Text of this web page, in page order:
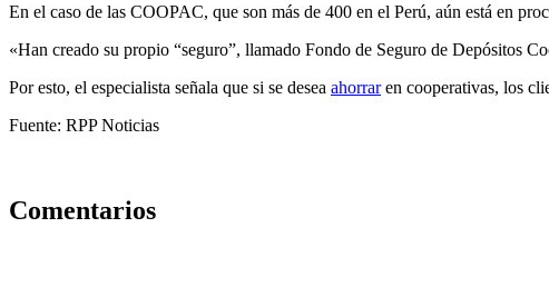
En el caso de las COOPAC, que son más de 400 en el Perú, aún está en
«Han creado su propio “seguro”, llamado Fondo de Seguro de Depósitos
Por esto, el especialista señala que si se desea ahorraren cooperativas, los
Fuente: RPP Noticias
Comentarios